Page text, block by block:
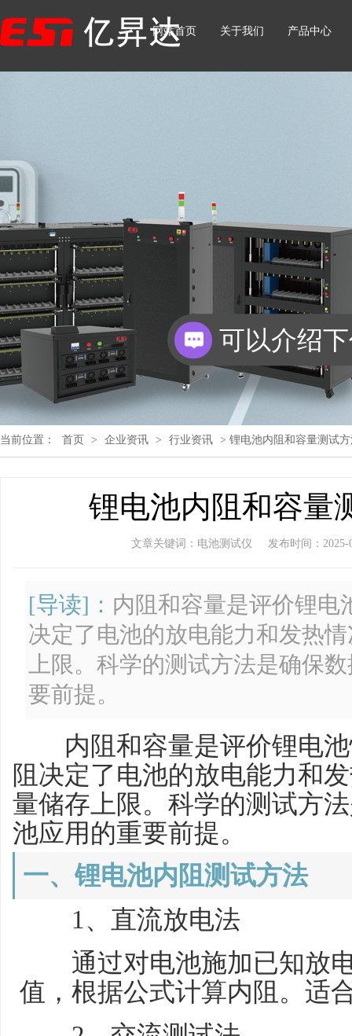
网站首页 关于我们 产品中心
当前位置： 首页 > 企业资讯 > 行业资讯 > 锂电池内阻和容量测试
锂电池内阻和容量
文章关键词：电池测试仪 发布时间：2025-
[导读]： 内阻和容量是评价锂电
决定了电池的放电能力和发热
上限。科学的测试方法是确保
要前提。
内阻和容量是评价锂电池
阻决定了电池的放电能力和
量储存上限。科学的测试方
池应用的重要前提。
一、锂电池内阻测试方法
1、直流放电法
通过对电池施加已知放电
值，根据公式计算内阻。适